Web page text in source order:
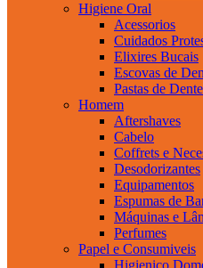
Higiene Oral
Acessorios
Cuidados
Elixires Bucais
Escovas de
Pastas de
Homem
Aftershaves
Cabelo
Coffrets e
Desodorizantes
Equipamentos
Espumas de
Máquinas e
Perfumes
Papel e Consumiveis
Higienico